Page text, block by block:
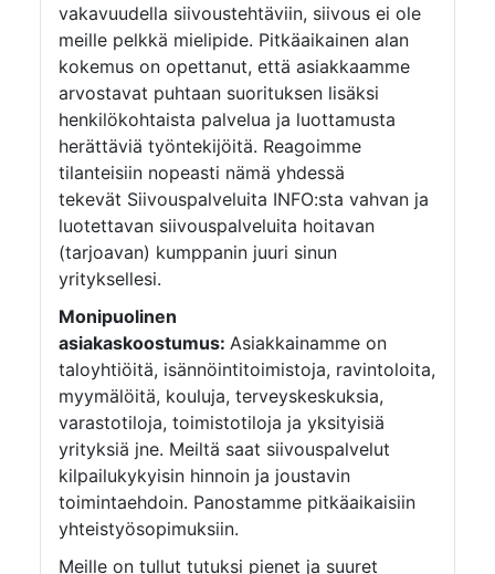
vakavuudella siivoustehtäviin, siivous ei ole
meille pelkkä mielipide. Pitkäaikainen alan
kokemus on opettanut, että asiakkaamme
arvostavat puhtaan suorituksen lisäksi
henkilökohtaista palvelua ja luottamusta
herättäviä työntekijöitä. Reagoimme
tilanteisiin nopeasti nämä yhdessä
tekevät Siivouspalveluita INFO:sta vahvan ja
luotettavan siivouspalveluita hoitavan
(tarjoavan) kumppanin juuri sinun
yrityksellesi.
Monipuolinen
asiakaskoostumus: Asiakkainamme on
taloyhtiöitä, isännöintitoimistoja, ravintoloita,
myymälöitä, kouluja, terveyskeskuksia,
varastotiloja, toimistotiloja ja yksityisiä
yrityksiä jne. Meiltä saat siivouspalvelut
kilpailukykyisin hinnoin ja joustavin
toimintaehdoin. Panostamme pitkäaikaisiin
yhteistyösopimuksiin.
Meille on tullut tutuksi pienet ja suuret